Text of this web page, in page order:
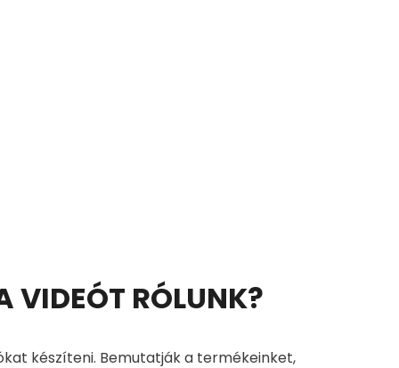
VIDEÓT RÓLUNK?
készíteni. Bemutatják a termékeinket,